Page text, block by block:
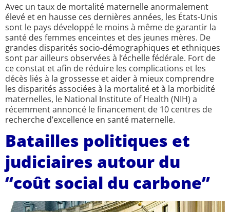
Avec un taux de mortalité maternelle anormalement
élevé et en hausse ces dernières années, les États-Unis
sont le pays développé le moins à même de garantir la
santé des femmes enceintes et des jeunes mères. De
grandes disparités socio-démographiques et ethniques
sont par ailleurs observées à l’échelle fédérale. Fort de
ce constat et afin de réduire les complications et les
décès liés à la grossesse et aider à mieux comprendre
les disparités associées à la mortalité et à la morbidité
maternelles, le National Institute of Health (NIH) a
récemment annoncé le financement de 10 centres de
recherche d’excellence en santé maternelle.
Batailles politiques et
judiciaires autour du
“coût social du carbone”